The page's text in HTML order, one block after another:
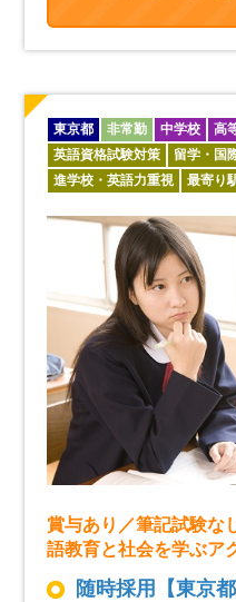
東京都 非常勤 中学校 高
英語資格試験対策
留学・国
進学校・英語力重視
最寄り
賞与あり／筆記試験な
語教育と社会を学ぶア
随時採用【東京